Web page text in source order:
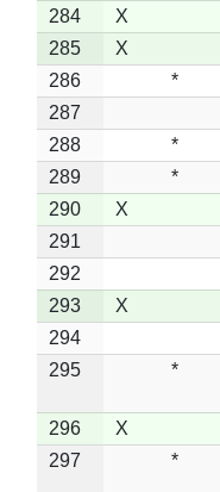
284
X
285
X
286
*
287
288
*
289
*
290
X
291
292
293
X
294
295
*
296
X
297
*